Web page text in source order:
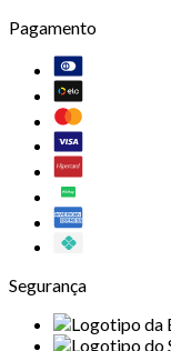
Pagamento
Segurança